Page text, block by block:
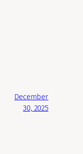
December
30, 2025